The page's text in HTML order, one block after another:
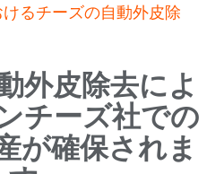
るチーズの自動外皮除
外皮除去によ
チーズ社での
が確保されま